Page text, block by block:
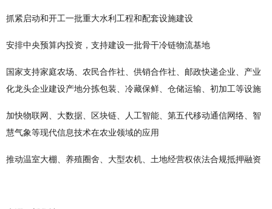
抓紧启动和开工一批重大水利工程和配套设施建设
安排中央预算内投资，支持建设一批骨干冷链物流基地
国家支持家庭农场、农民合作社、供销合作社、邮政快递企业、产业
化龙头企业建设产地分拣包装、冷藏保鲜、仓储运输、初加工等设施
加快物联网、大数据、区块链、人工智能、第五代移动通信网络、智
慧气象等现代信息技术在农业领域的应用
推动温室大棚、养殖圈舍、大型农机、土地经营权依法合规抵押融资